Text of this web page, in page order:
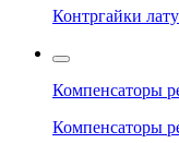
Контргайки
Компенсаторы
Компенсаторы